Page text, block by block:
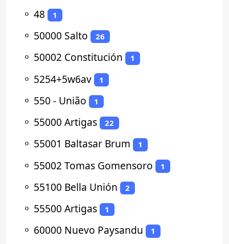
⚬ 48 1
⚬ 50000 Salto 26
⚬ 50002 Constitución 1
⚬ 5254+5w6av 1
⚬ 550 - União 1
⚬ 55000 Artigas 22
⚬ 55001 Baltasar Brum 1
⚬ 55002 Tomas Gomensoro 1
⚬ 55100 Bella Unión 2
⚬ 55500 Artigas 1
⚬ 60000 Nuevo Paysandu 1